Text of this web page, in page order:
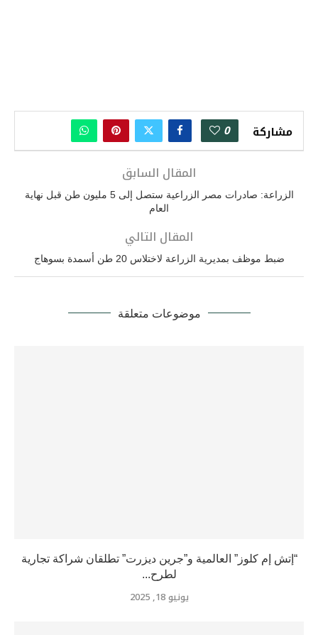
مشاركة 0
المقال السابق
الزراعة: صادرات مصر الزراعية ستصل إلى 5 مليون طن قبل نهاية
العام
المقال التالي
ضبط موظف بمديرية الزراعة لاختلاس 20 طن أسمدة بسوهاج
موضوعات متعلقة
“إتش إم كلوز” العالمية و”جرين ديزرت” تطلقان شراكة تجارية
لطرح...
يونيو 18, 2025